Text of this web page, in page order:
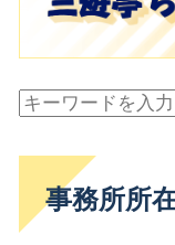
事務所所